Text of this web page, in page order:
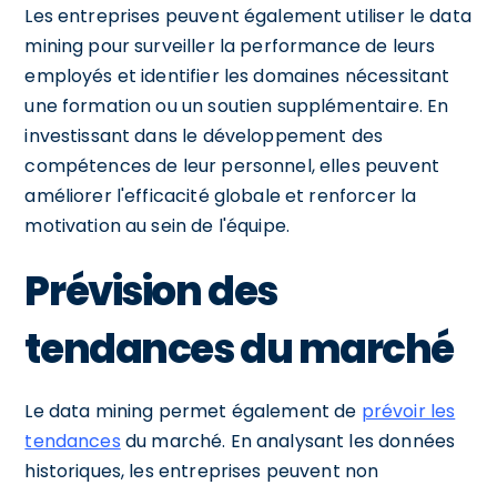
Les entreprises peuvent également utiliser le data
mining pour surveiller la performance de leurs
employés et identifier les domaines nécessitant
une formation ou un soutien supplémentaire. En
investissant dans le développement des
compétences de leur personnel, elles peuvent
améliorer l'efficacité globale et renforcer la
motivation au sein de l'équipe.
Prévision des
tendances du marché
Le data mining permet également de prévoir les
tendances du marché. En analysant les données
historiques, les entreprises peuvent non